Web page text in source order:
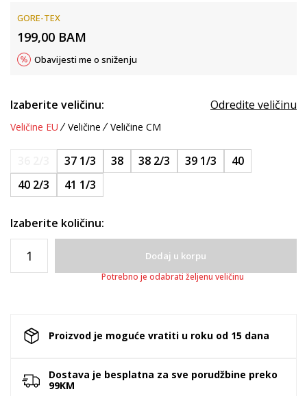
GORE-TEX
199,00 BAM
Obavijesti me o sniženju
Izaberite veličinu: Odredite veličinu
Veličine EU Veličine Veličine CM
37 1/3 38 38 2/3 39 1/3
40
40 2/3
41 1/3
Izaberite količinu:
Dodaj u korpu
Potrebno je odabrati željenu veličinu
Proizvod je moguće vratiti u roku od 15 dana
Dostava je besplatna za sve porudžbine preko
99KM